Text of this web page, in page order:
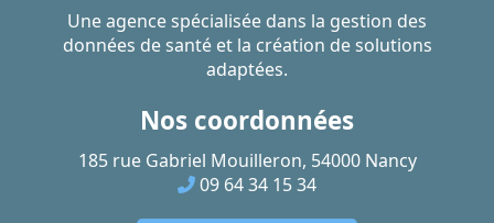
Une agence spécialisée dans la gestion des
données de santé et la création de solutions
adaptées.
Nos coordonnées
185 rue Gabriel Mouilleron, 54000 Nancy
09 64 34 15 34